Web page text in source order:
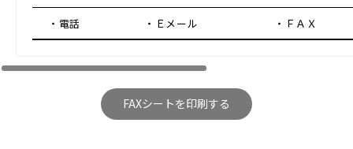
・電話 ・Ｅメール ・ＦＡＸ
FAXシートを印刷する